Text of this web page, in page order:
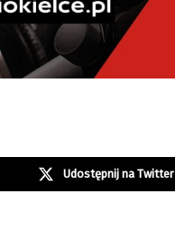
Udostępnij na Twitter